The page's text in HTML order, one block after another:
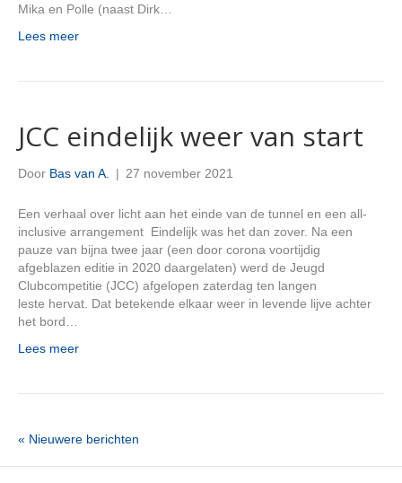
Mika en Polle (naast Dirk…
Lees meer
JCC eindelijk weer van start
Door Bas van A. | 27 november 2021
Een verhaal over licht aan het einde van de tunnel en een all-
inclusive arrangement Eindelijk was het dan zover. Na een
pauze van bijna twee jaar (een door corona voortijdig
afgeblazen editie in 2020 daargelaten) werd de Jeugd
Clubcompetitie (JCC) afgelopen zaterdag ten langen
leste hervat. Dat betekende elkaar weer in levende lijve achter
het bord…
Lees meer
« Nieuwere berichten